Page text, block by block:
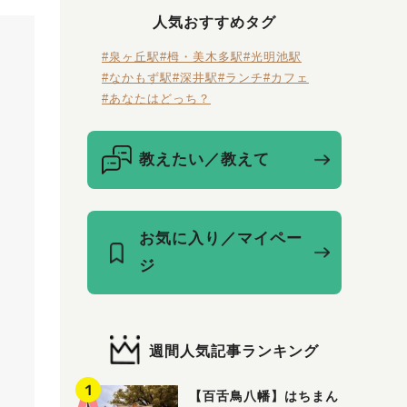
人気おすすめタグ
#泉ヶ丘駅#栂・美木多駅#光明池駅
#なかもず駅#深井駅#ランチ#カフェ
#あなたはどっち？
教えたい／教えて
お気に入り／マイペー
ジ
週間人気記事ランキング
【百舌鳥八幡】はちまん